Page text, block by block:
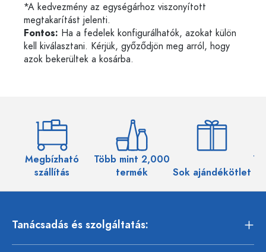
*A kedvezmény az egységárhoz viszonyított
megtakarítást jelenti.
Fontos: Ha a fedelek konfigurálhatók, azokat külön
kell kiválasztani. Kérjük, győződjön meg arról, hogy
azok bekerültek a kosárba.
Megbízható
szállítás
Több mint 2,000
termék
Sok ajándékötlet
Tanácsadás és szolgáltatás: